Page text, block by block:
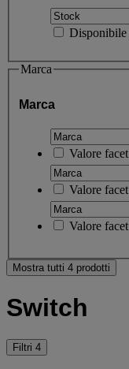
Disponibile
Marca
Marca
Valore facet
Valore facet
Valore facet
Mostra tutti 4 prodotti
Switch
Filtri 4